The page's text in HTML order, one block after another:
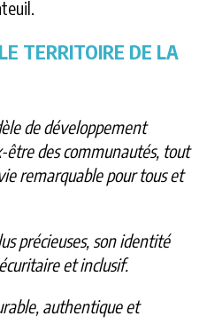
TERRITOIRE DE LA
de développement
des communautés, tout
remarquable pour tous et
précieuses, son identité
et inclusif.
authentique et